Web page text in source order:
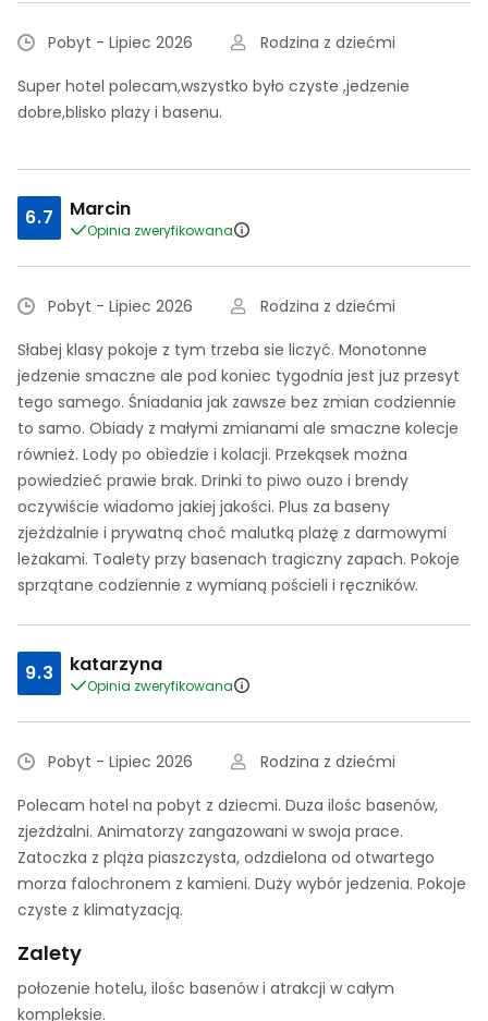
Pobyt - Lipiec 2026
Rodzina z dziećmi
Super hotel polecam,wszystko było czyste ,jedzenie
dobre,blisko plaży i basenu.
6.7 Marcin
Opinia zweryfikowana
Pobyt - Lipiec 2026
Rodzina z dziećmi
Słabej klasy pokoje z tym trzeba sie liczyć. Monotonne
jedzenie smaczne ale pod koniec tygodnia jest juz przesyt
tego samego. Śniadania jak zawsze bez zmian codziennie
to samo. Obiady z małymi zmianami ale smaczne kolecje
również. Lody po obiedzie i kolacji. Przekąsek można
powiedzieć prawie brak. Drinki to piwo ouzo i brendy
oczywiście wiadomo jakiej jakości. Plus za baseny
zjeżdżalnie i prywatną choć malutką plażę z darmowymi
leżakami. Toalety przy basenach tragiczny zapach. Pokoje
sprzątane codziennie z wymianą pościeli i ręczników.
9.3 katarzyna
Opinia zweryfikowana
Pobyt - Lipiec 2026
Rodzina z dziećmi
Polecam hotel na pobyt z dziecmi. Duza ilośc basenów,
zjeżdżalni. Animatorzy zangazowani w swoja prace.
Zatoczka z pląża piaszczysta, odzdielona od otwartego
morza falochronem z kamieni. Duży wybór jedzenia. Pokoje
czyste z klimatyzacją.
Zalety
połozenie hotelu, ilośc basenów i atrakcji w całym
kompleksie.